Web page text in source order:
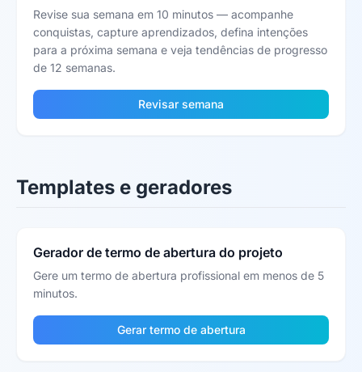
Revise sua semana em 10 minutos — acompanhe
conquistas, capture aprendizados, defina intenções
para a próxima semana e veja tendências de progresso
de 12 semanas.
Revisar semana
Templates e geradores
Gerador de termo de abertura do projeto
Gere um termo de abertura profissional em menos de 5
minutos.
Gerar termo de abertura